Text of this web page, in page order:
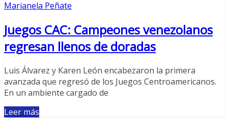
Marianela Peñate
Juegos CAC: Campeones venezolanos
regresan llenos de doradas
Luis Álvarez y Karen León encabezaron la primera
avanzada que regresó de los Juegos Centroamericanos.
En un ambiente cargado de
Leer más